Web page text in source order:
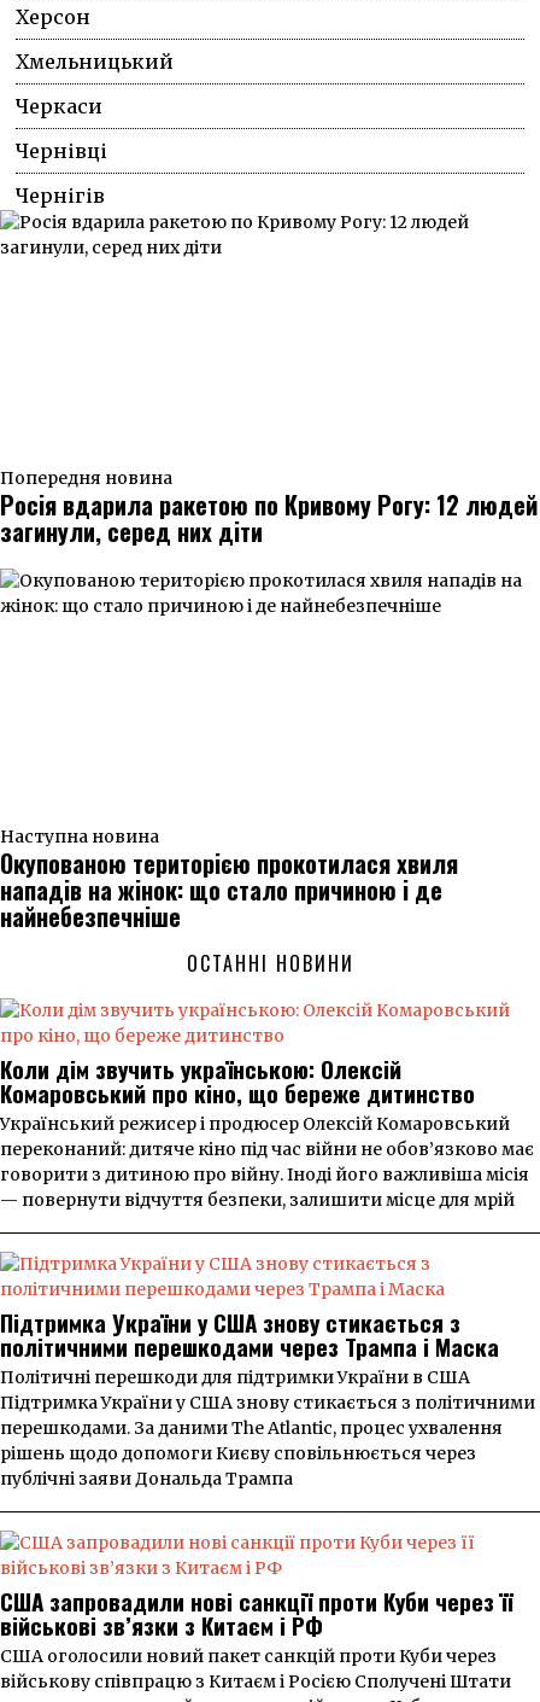
Херсон
Хмельницький
Черкаси
Чернівці
Чернігів
Попередня новина
Росія вдарила ракетою по Кривому Рогу: 12 людей
загинули, серед них діти
Наступна новина
Окупованою територією прокотилася хвиля
нападів на жінок: що стало причиною і де
найнебезпечніше
ОСТАННІ НОВИНИ
Коли дім звучить українською: Олексій
Комаровський про кіно, що береже дитинство
Український режисер і продюсер Олексій Комаровський
переконаний: дитяче кіно під час війни не обов’язково має
говорити з дитиною про війну. Іноді його важливіша місія
— повернути відчуття безпеки, залишити місце для мрій
Підтримка України у США знову стикається з
політичними перешкодами через Трампа і Маска
Політичні перешкоди для підтримки України в США
Підтримка України у США знову стикається з політичними
перешкодами. За даними The Atlantic, процес ухвалення
рішень щодо допомоги Києву сповільнюється через
публічні заяви Дональда Трампа
США запровадили нові санкції проти Куби через її
військові зв’язки з Китаєм і РФ
США оголосили новий пакет санкцій проти Куби через
військову співпрацю з Китаєм і Росією Сполучені Штати